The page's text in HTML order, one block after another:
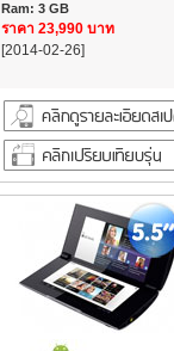
Ram: 3 GB
ราคา 23,990 บาท
[2014-02-26]